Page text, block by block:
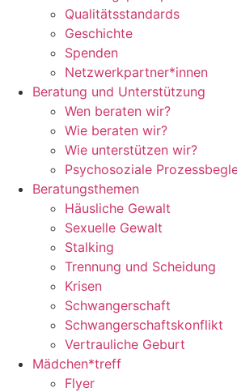
Qualitätsstandards
Geschichte
Spenden
Netzwerkpartner*innen
Beratung und Unterstützung
Wen beraten wir?
Wie beraten wir?
Wie unterstützen wir?
Psychosoziale
Beratungsthemen
Häusliche Gewalt
Sexuelle Gewalt
Stalking
Trennung und Scheidung
Krisen
Schwangerschaft
Schwangerschaftskonflikt
Vertrauliche Geburt
Mädchen*treff
Flyer